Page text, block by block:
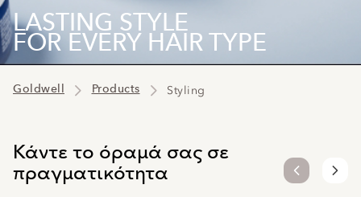
LASTING STYLE
FOR EVERY HAIR TYPE
Goldwell Products Styling
Κάντε το όραμά σας σε
πραγματικότητα